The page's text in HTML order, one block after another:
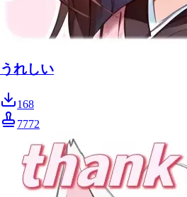
うれしい
168
7772